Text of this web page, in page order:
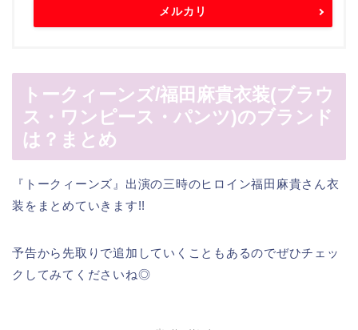
メルカリ
トークィーンズ/福田麻貴衣装(ブラウ
ス・ワンピース・パンツ)のブランド
は？まとめ
『トークィーンズ』出演の三時のヒロイン福田麻貴さん衣
装をまとめていきます!!
予告から先取りで追加していくこともあるのでぜひチェッ
クしてみてくださいね◎